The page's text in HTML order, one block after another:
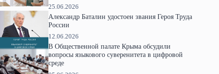
25.06.2026
Александр Баталин удостоен звания Героя Труда
России
12.06.2026
В Общественной палате Крыма обсудили
вопросы языкового суверенитета в цифровой
среде